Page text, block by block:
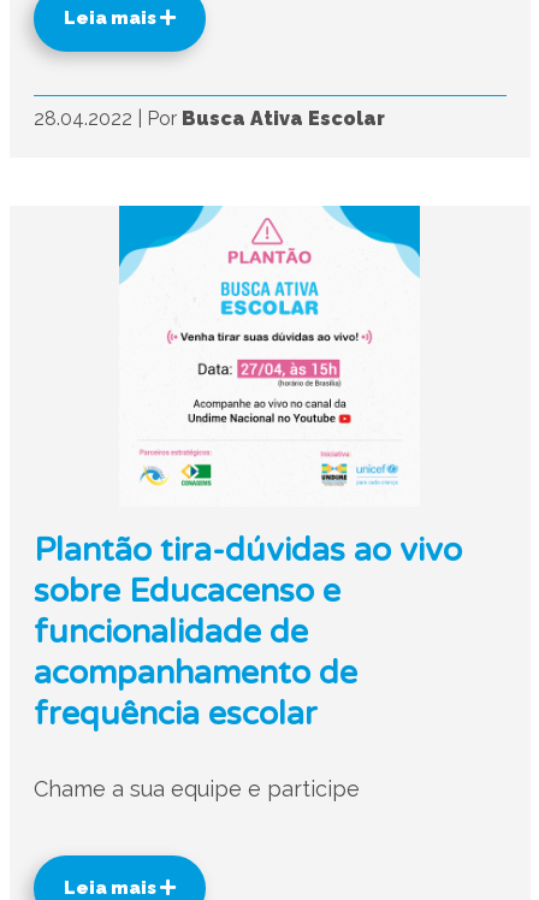
Leia mais
28.04.2022 Por Busca Ativa Escolar
Plantão tira-dúvidas ao vivo
sobre Educacenso e
funcionalidade de
acompanhamento de
frequência escolar
Chame a sua equipe e participe
Leia mais